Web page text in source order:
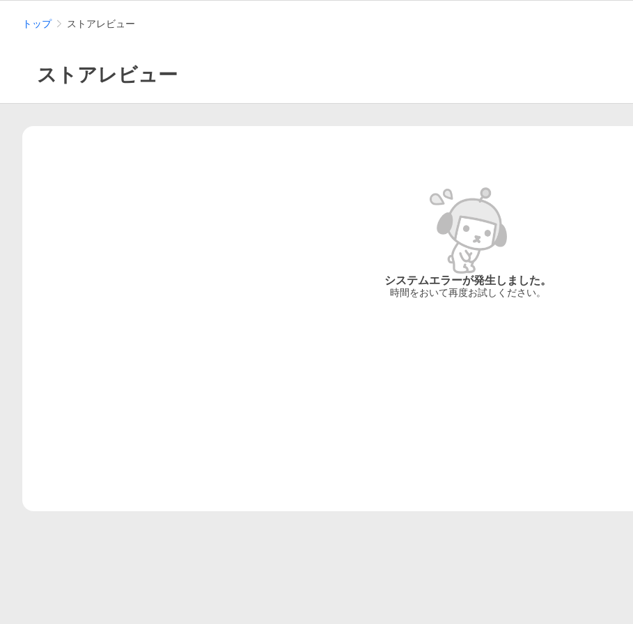
トップ ストアレビュー
ストアレビュー
システムエラーが発生しました。
時間をおいて再度お試しください。